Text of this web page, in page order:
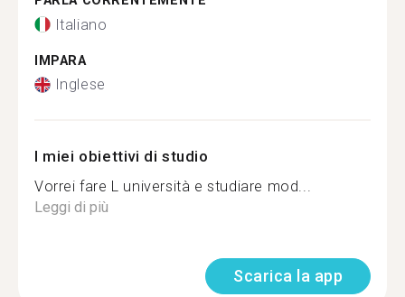
Italiano
IMPARA
Inglese
I miei obiettivi di studio
Vorrei fare L università e studiare mod...
Leggi di più
Scarica la app